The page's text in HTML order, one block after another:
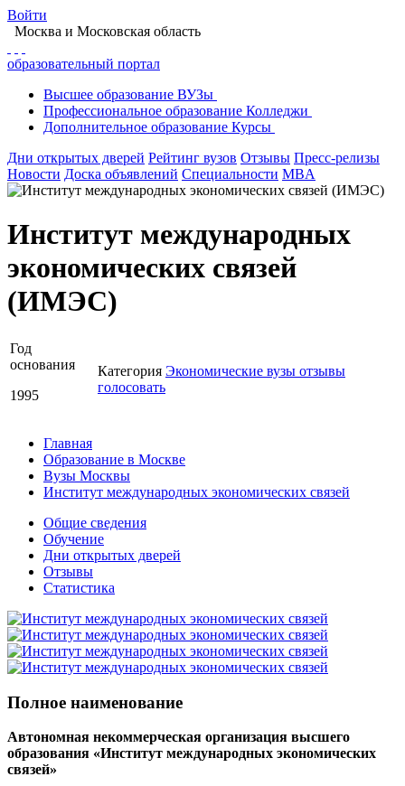
Войти
Москва и Московская область
образовательный портал
Высшее образование ВУЗы
Профессиональное образование Колледжи
Дополнительное образование Курсы
Дни открытых дверей Рейтинг вузов Отзывы Пресс-релизы
Новости Доска объявлений Специальности MBA
Институт международных
экономических связей
(ИМЭС)
Год
основания
1995
Категория Экономические вузы отзывы
голосовать
Главная
Образование в Москве
Вузы Москвы
Институт международных экономических связей
Общие сведения
Обучение
Дни открытых дверей
Отзывы
Статистика
Полное наименование
Автономная некоммерческая организация высшего
образования «Институт международных экономических
связей»